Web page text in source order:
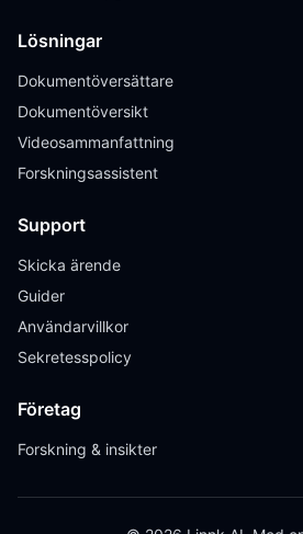
Lösningar
Dokumentöversättare
Dokumentöversikt
Videosammanfattning
Forskningsassistent
Support
Skicka ärende
Guider
Användarvillkor
Sekretesspolicy
Företag
Forskning & insikter